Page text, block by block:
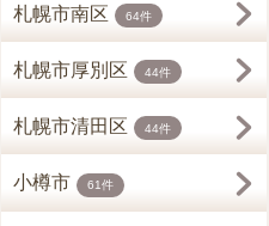
札幌市南区 64件
札幌市厚別区 44件
札幌市清田区 44件
小樽市 61件